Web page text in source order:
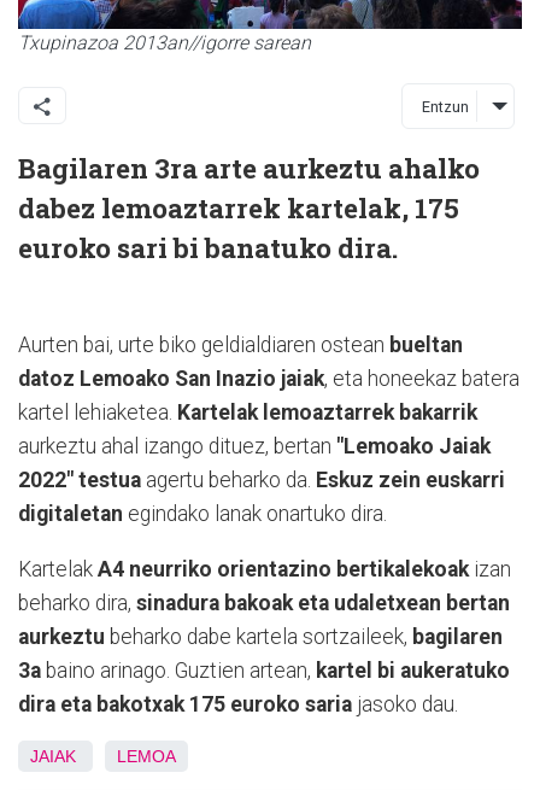
Txupinazoa 2013an//igorre sarean
Entzun
Bagilaren 3ra arte aurkeztu ahalko
dabez lemoaztarrek kartelak, 175
euroko sari bi banatuko dira.
Aurten bai, urte biko geldialdiaren ostean bueltan
datoz Lemoako San Inazio jaiak, eta honeekaz batera
kartel lehiaketea. Kartelak lemoaztarrek bakarrik
aurkeztu ahal izango dituez, bertan "Lemoako Jaiak
2022" testua agertu beharko da. Eskuz zein euskarri
digitaletan egindako lanak onartuko dira.
Kartelak A4 neurriko orientazino bertikalekoak izan
beharko dira, sinadura bakoak eta udaletxean bertan
aurkeztu beharko dabe kartela sortzaileek, bagilaren
3a baino arinago. Guztien artean, kartel bi aukeratuko
dira eta bakotxak 175 euroko saria jasoko dau.
JAIAK LEMOA